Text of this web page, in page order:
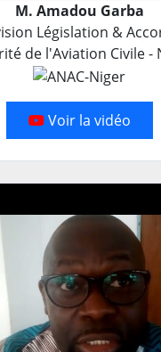
M. Amadou Garba
Législation &
de l'Aviation Civile -
Voir la vidéo